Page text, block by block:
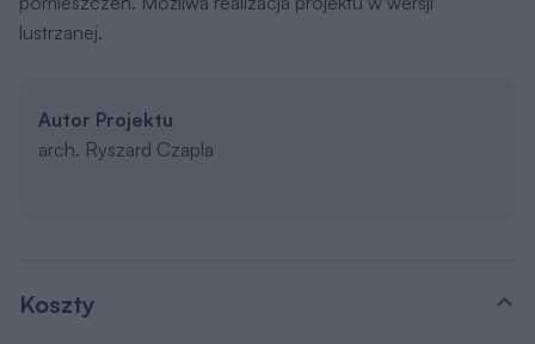
lustrzanej.
Autor Projektu
arch. Ryszard Czapla
Koszty